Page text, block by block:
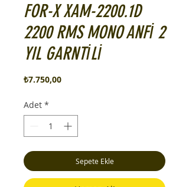
FOR-X XAM-2200.1D
2200 RMS MONO ANFİ 2
YIL GARNTİLİ
₺7.750,00Fiyat
Adet *
Sepete Ekle